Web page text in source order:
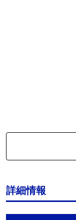
詳細情報